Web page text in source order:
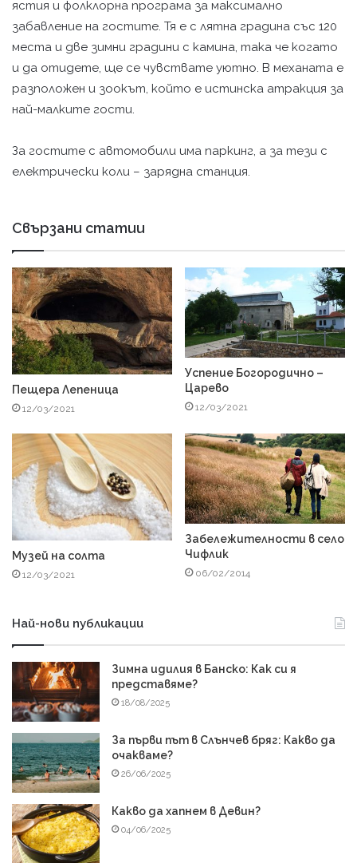
ястия и фолклорна програма за максимално
забавление на гостите. Тя е с лятна градина със 120
места и две зимни градини с камина, така че когато
и да отидете, ще се чувствате уютно. В механата е
разположен и зоокът, който е истинска атракция за
най-малките гости.
За гостите с автомобили има паркинг, а за тези с
електрически коли – зарядна станция.
Свързани статии
Пещера Лепеница
12/03/2021
Успение Богородично –
Царево
12/03/2021
Музей на солта
12/03/2021
Забележителности в село
Чифлик
06/02/2014
Най-нови публикации
Зимна идилия в Банско: Как си я
представяме?
18/08/2025
За първи път в Слънчев бряг: Какво да
очакваме?
26/06/2025
Какво да хапнем в Девин?
04/06/2025